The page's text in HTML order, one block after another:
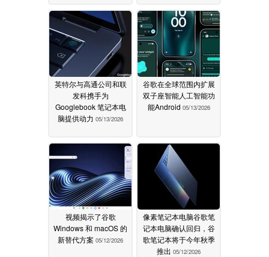
英特尔与高通公司和联
发科携手为
Googlebook 笔记本电
脑提供动力 05/13/2026
谷歌在全球范围内扩展
双子座智能人工智能功
能Android 05/13/2026
视频揭示了谷歌
Windows 和 macOS 的
新替代方案 05/12/2026
像素笔记本电脑谷歌笔
记本电脑确认回归，谷
歌笔记本将于今年秋季
推出 05/12/2026